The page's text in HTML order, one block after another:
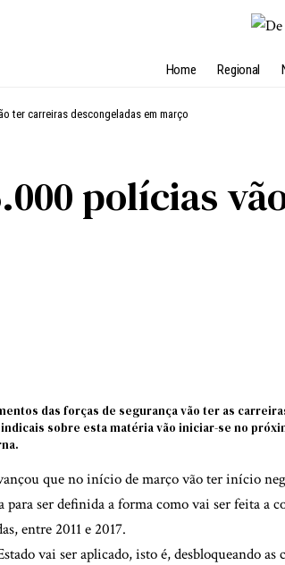
Home Regional
ter carreiras descongeladas em março
polícias
das forças de segurança vão ter as
sobre esta matéria vão iniciar-se no
que no início de março vão ter início
para ser definida a forma como vai ser feita a
entre 2011 e 2017.
vai ser aplicado, isto é, desbloqueando